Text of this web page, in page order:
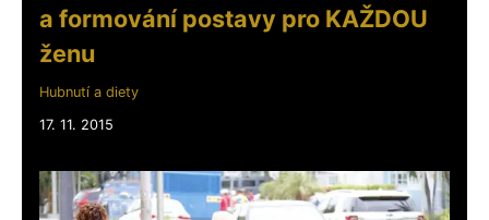
a formování postavy pro KAŽDOU
ženu
Hubnutí a diety
17. 11. 2015